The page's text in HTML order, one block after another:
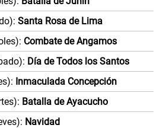
Santa Rosa de Lima
Combate de Angamos
Día de Todos los Santos
Inmaculada Concepción
Batalla de Ayacucho
Navidad